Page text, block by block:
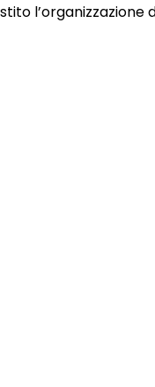
l’organizzazione